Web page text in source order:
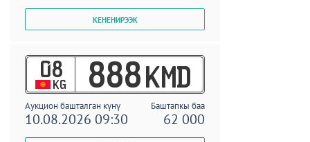
08
KG 888 KMD
Аукцион башталган күнү Баштапкы баа
10.08.2026 09:30 62 000